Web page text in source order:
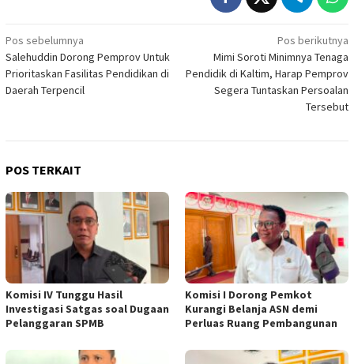
Navigasi
pos
Pos sebelumnya
Salehuddin Dorong Pemprov Untuk
Prioritaskan Fasilitas Pendidikan di
Daerah Terpencil
Pos berikutnya
Mimi Soroti Minimnya Tenaga
Pendidik di Kaltim, Harap Pemprov
Segera Tuntaskan Persoalan
Tersebut
POS TERKAIT
Komisi IV Tunggu Hasil
Investigasi Satgas soal Dugaan
Pelanggaran SPMB
Komisi I Dorong Pemkot
Kurangi Belanja ASN demi
Perluas Ruang Pembangunan